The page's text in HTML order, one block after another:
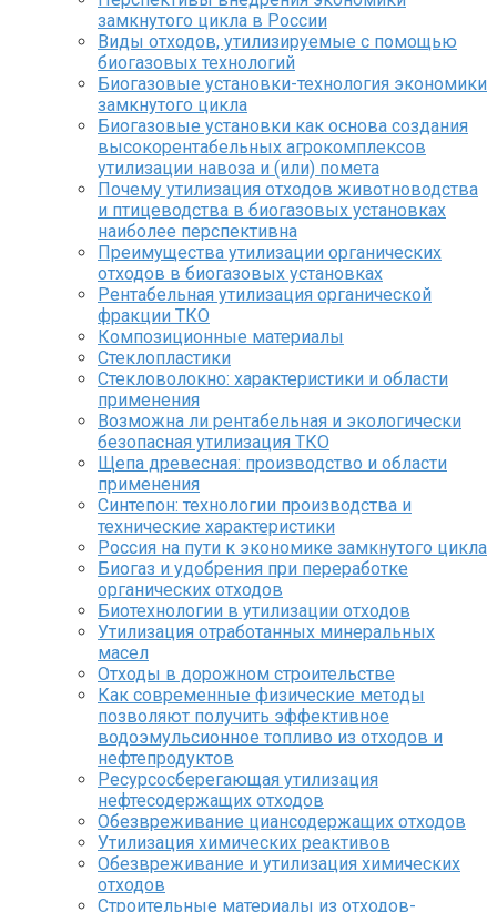
замкнутого цикла в России
Виды отходов, утилизируемые с помощью
биогазовых технологий
Биогазовые установки-технология экономики
замкнутого цикла
Биогазовые установки как основа создания
высокорентабельных агрокомплексов
утилизации навоза и (или) помета
Почему утилизация отходов животноводства
и птицеводства в биогазовых установках
наиболее перспективна
Преимущества утилизации органических
отходов в биогазовых установках
Рентабельная утилизация органической
фракции ТКО
Композиционные материалы
Стеклопластики
Стекловолокно: характеристики и области
применения
Возможна ли рентабельная и экологически
безопасная утилизация ТКО
Щепа древесная: производство и области
применения
Синтепон: технологии производства и
технические характеристики
Россия на пути к экономике замкнутого цикла
Биогаз и удобрения при переработке
органических отходов
Биотехнологии в утилизации отходов
Утилизация отработанных минеральных
масел
Отходы в дорожном строительстве
Как современные физические методы
позволяют получить эффективное
водоэмульсионное топливо из отходов и
нефтепродуктов
Ресурсосберегающая утилизация
нефтесодержащих отходов
Обезвреживание циансодержащих отходов
Утилизация химических реактивов
Обезвреживание и утилизация химических
отходов
Строительные материалы из отходов-